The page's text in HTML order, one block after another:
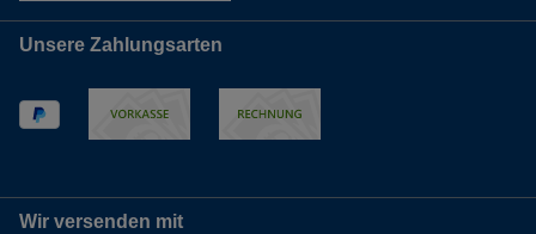
Unsere Zahlungsarten
Wir versenden mit